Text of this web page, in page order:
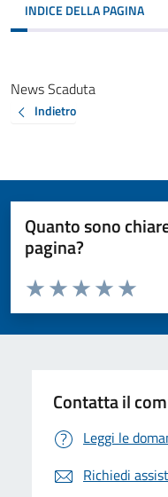
INDICE DELLA PAGINA
News Scaduta
Indietro
Quanto sono
pagina?
Valuta da 1 a 5 stelle la
Valuta
Valuta 4
Valuta 3 stelle
Valuta 2 stelle su 5
Valuta 1 stelle su 5
Contatta il
Leggi le
Richiedi